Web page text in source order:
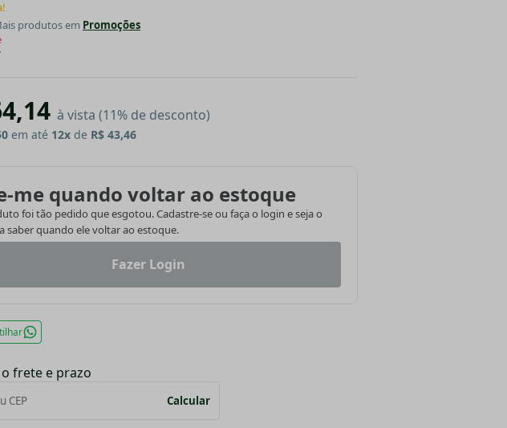
produtos em Promoções
à vista (11% de desconto)
em até 12x de R$ 43,46
me quando voltar ao estoque
foi tão pedido que esgotou. Cadastre-se ou faça o login e seja o
saber quando ele voltar ao estoque.
Fazer Login
o frete e prazo
Calcular